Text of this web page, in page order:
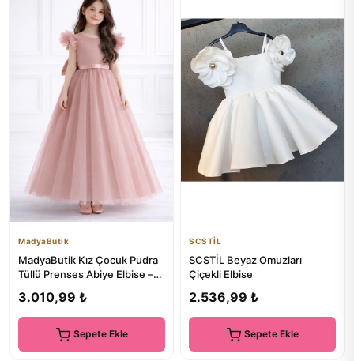
MadyaButik
MadyaButik Kız Çocuk Pudra
Tüllü Prenses Abiye Elbise –
3.010,99 ₺
Sepete Ekle
SCSTİL
SCSTİL Beyaz Omuzları
Çiçekli Elbise
2.536,99 ₺
Sepete Ekle